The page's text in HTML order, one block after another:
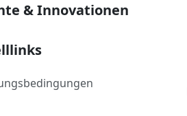
& Innovationen